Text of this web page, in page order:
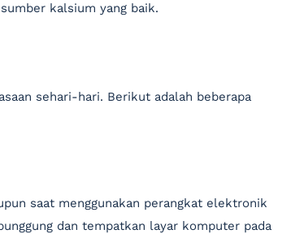
kalsium yang baik.
sehari-hari. Berikut adalah beberapa
saat menggunakan perangkat elektronik
dan tempatkan layar komputer pada